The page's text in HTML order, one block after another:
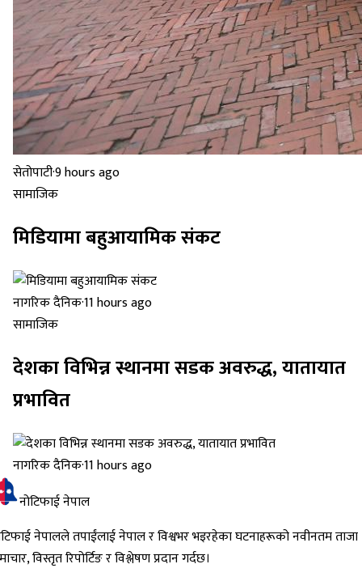
सेतोपाटी·9 hours ago
सामाजिक
मिडियामा बहुआयामिक संकट
नागरिक दैनिक·11 hours ago
सामाजिक
देशका विभिन्न स्थानमा सडक अवरुद्ध, यातायात
प्रभावित
नागरिक दैनिक·11 hours ago
नोटिफाई नेपाल
नेपालले तपाईंलाई नेपाल र विश्वभर भइरहेका घटनाहरूको नवीनतम ताजा
विस्तृत रिपोर्टिङ र विश्लेषण प्रदान गर्दछ।